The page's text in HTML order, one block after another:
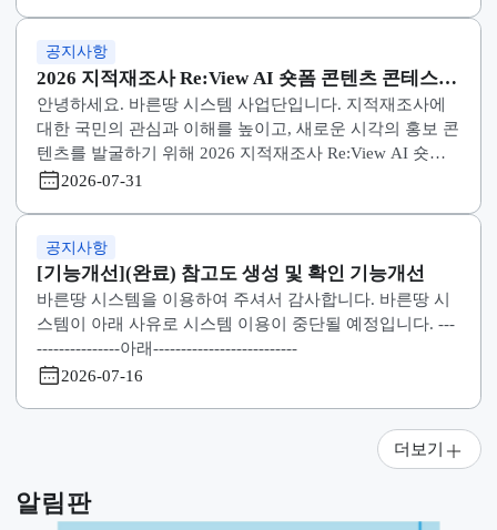
공지사항
공지사항
[기능개선](완료) 책임수행기관 권한승인이력 검
조건추가
바른땅 시스템을 이용하여 주셔서 감사합니다. 바른땅
스템이 아래 사유로 시스템 이용이 중단될 예정입니다.
---------------아래-------------------------- [기능개선](완료) 책
임수행기관 권한승인이력 검색조건추가 * 중단일정 :
6. 7. 31. (금) 18:30 ~ 2026. 7. 31. (금) 19:30 (1시간) * 중
사유 : 책임수행기관 권한승인이력 검색조건추가 (법제
: 0건, 편의개선 : 0건, 오류개선 : 0건, 기능추가 : 1건)
공지사항
2026 지적재조사 Re:View AI 숏폼 콘텐츠 콘테스
참가자 모집
안녕하세요. 바른땅 시스템 사업단입니다. 지적재조사에
대한 국민의 관심과 이해를 높이고, 새로운 시각의 홍보
텐츠를 발굴하기 위해 2026 지적재조사 Re:View AI 숏폼
콘텐츠 콘테스트 를 개최하오니 많은 관심과 참여 바랍
2026-07-31
공지사항
[기능개선](완료) 참고도 생성 및 확인 기능개선